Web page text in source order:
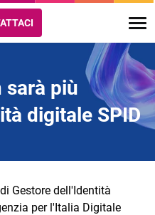
sarà più
digitale SPID
Gestore dell'Identità
per l'Italia Digitale